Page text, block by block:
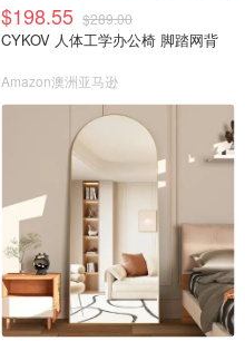
$198.55 $289.00
CYKOV 人体工学办公椅 脚踏网背
Amazon澳洲亚马逊